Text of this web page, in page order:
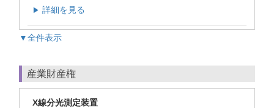
▶ 詳細を見る
▼全件表示
産業財産権
X線分光測定装置